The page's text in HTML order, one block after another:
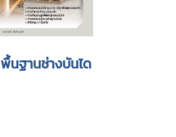
พื้นฐานช่างบันได